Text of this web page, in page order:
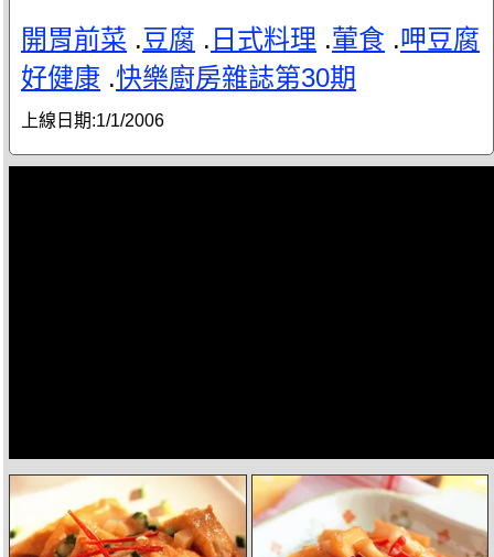
開胃前菜 .豆腐 . 日式料理 .葷食 .呷豆腐
好健康 .快樂廚房雜誌第30期
上線日期:1/1/2006